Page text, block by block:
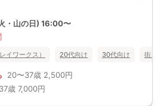
・山の日) 16:00〜
イワークス） 20代向け 30代向け 街コ
20〜37歳 2,500円
歳 7,000円